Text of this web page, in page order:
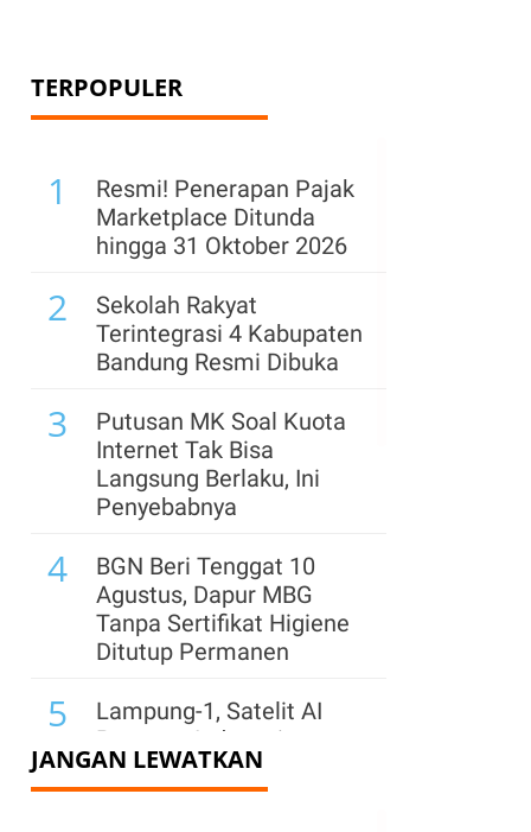
TERPOPULER
1
Resmi! Penerapan Pajak
Marketplace Ditunda
hingga 31 Oktober 2026
2
Sekolah Rakyat
Terintegrasi 4 Kabupaten
Bandung Resmi Dibuka
3
Putusan MK Soal Kuota
Internet Tak Bisa
Langsung Berlaku, Ini
Penyebabnya
4
BGN Beri Tenggat 10
Agustus, Dapur MBG
Tanpa Sertifikat Higiene
Ditutup Permanen
5
Lampung-1, Satelit AI
Pertama Indonesia
Resmi Diluncurkan Dari
China, Apa Manfaatnya?
JANGAN LEWATKAN